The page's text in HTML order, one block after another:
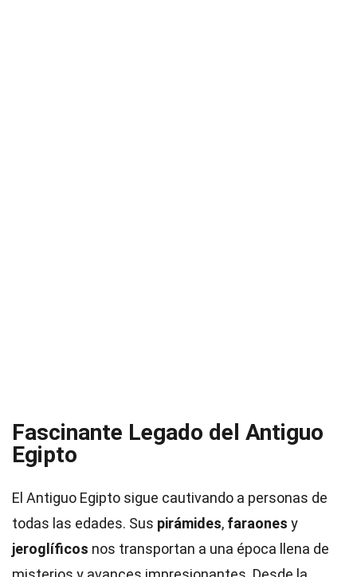
Fascinante Legado del Antiguo
Egipto
El Antiguo Egipto sigue cautivando a personas de
todas las edades. Sus pirámides, faraones y
jeroglíficos nos transportan a una época llena de